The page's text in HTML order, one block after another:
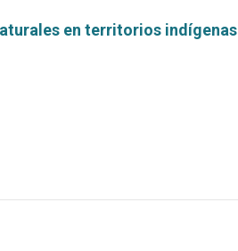
en territorios indígenas